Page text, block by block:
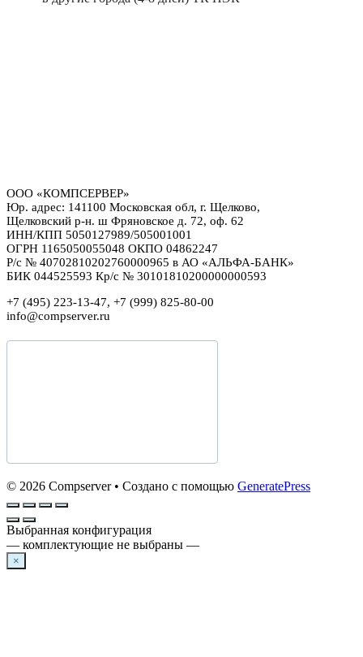
ООО «КОМПСЕРВЕР»
Юр. адрес: 141100 Московская обл, г. Щелково,
Щелковский р-н. ш Фряновское д. 72, оф. 62
ИНН/КПП 5050127989/505001001
ОГРН 1165050055048 ОКПО 04862247
Р/с № 40702810202760000965 в АО «АЛЬФА-БАНК»
БИК 044525593 Кр/с № 30101810200000000593
+7 (495) 223-13-47, +7 (999) 825-80-00
info@compserver.ru
© 2026 Compserver• Создано с помощью GeneratePress
Выбранная конфигурация
— комплектующие не выбраны —
×